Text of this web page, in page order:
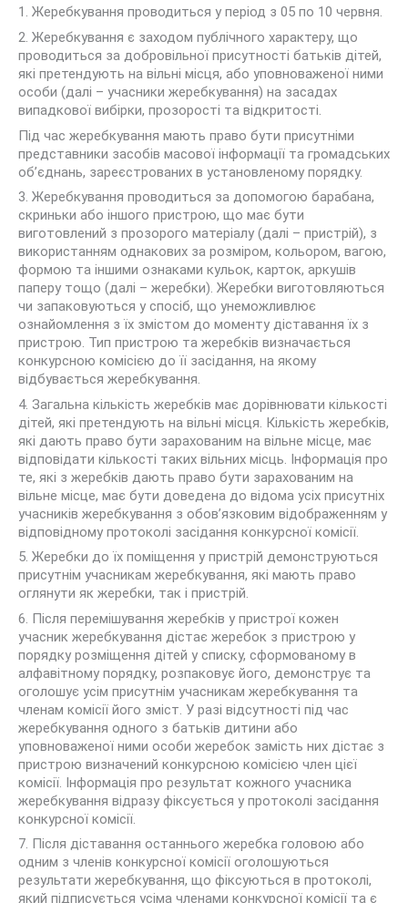
1. Жеребкування проводиться у період з 05 по 10 червня.
2. Жеребкування є заходом публічного характеру, що
проводиться за добровільної присутності батьків дітей,
які претендують на вільні місця, або уповноваженої ними
особи (далі – учасники жеребкування) на засадах
випадкової вибірки, прозорості та відкритості.
Під час жеребкування мають право бути присутніми
представники засобів масової інформації та громадських
об’єднань, зареєстрованих в установленому порядку.
3. Жеребкування проводиться за допомогою барабана,
скриньки або іншого пристрою, що має бути
виготовлений з прозорого матеріалу (далі – пристрій), з
використанням однакових за розміром, кольором, вагою,
формою та іншими ознаками кульок, карток, аркушів
паперу тощо (далі – жеребки). Жеребки виготовляються
чи запаковуються у спосіб, що унеможливлює
ознайомлення з їх змістом до моменту діставання їх з
пристрою. Тип пристрою та жеребків визначається
конкурсною комісією до її засідання, на якому
відбувається жеребкування.
4. Загальна кількість жеребків має дорівнювати кількості
дітей, які претендують на вільні місця. Кількість жеребків,
які дають право бути зарахованим на вільне місце, має
відповідати кількості таких вільних місць. Інформація про
те, які з жеребків дають право бути зарахованим на
вільне місце, має бути доведена до відома усіх присутніх
учасників жеребкування з обов’язковим відображенням у
відповідному протоколі засідання конкурсної комісії.
5. Жеребки до їх поміщення у пристрій демонструються
присутнім учасникам жеребкування, які мають право
оглянути як жеребки, так і пристрій.
6. Після перемішування жеребків у пристрої кожен
учасник жеребкування дістає жеребок з пристрою у
порядку розміщення дітей у списку, сформованому в
алфавітному порядку, розпаковує його, демонструє та
оголошує усім присутнім учасникам жеребкування та
членам комісії його зміст. У разі відсутності під час
жеребкування одного з батьків дитини або
уповноваженої ними особи жеребок замість них дістає з
пристрою визначений конкурсною комісією член цієї
комісії. Інформація про результат кожного учасника
жеребкування відразу фіксується у протоколі засідання
конкурсної комісії.
7. Після діставання останнього жеребка головою або
одним з членів конкурсної комісії оголошуються
результати жеребкування, що фіксуються в протоколі,
який підписується усіма членами конкурсної комісії та є